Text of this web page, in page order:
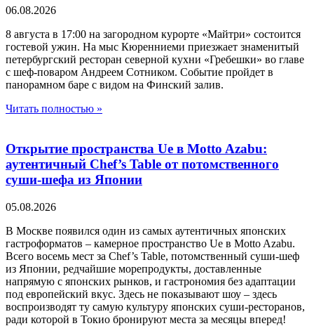
06.08.2026
8 августа в 17:00 на загородном курорте «Майтри» состоится
гостевой ужин. На мыс Кюренниеми приезжает знаменитый
петербургский ресторан северной кухни «Гребешки» во главе
с шеф-поваром Андреем Сотником. Событие пройдет в
панорамном баре с видом на Финский залив.
Читать полностью »
Открытие пространства Ue в Motto Azabu:
аутентичный Chef’s Table от потомственного
суши-шефа из Японии
05.08.2026
В Москве появился один из самых аутентичных японских
гастроформатов – камерное пространство Ue в Motto Azabu.
Всего восемь мест за Chef’s Table, потомственный суши-шеф
из Японии, редчайшие морепродукты, доставленные
напрямую с японских рынков, и гастрономия без адаптации
под европейский вкус. Здесь не показывают шоу – здесь
воспроизводят ту самую культуру японских суши-ресторанов,
ради которой в Токио бронируют места за месяцы вперед!